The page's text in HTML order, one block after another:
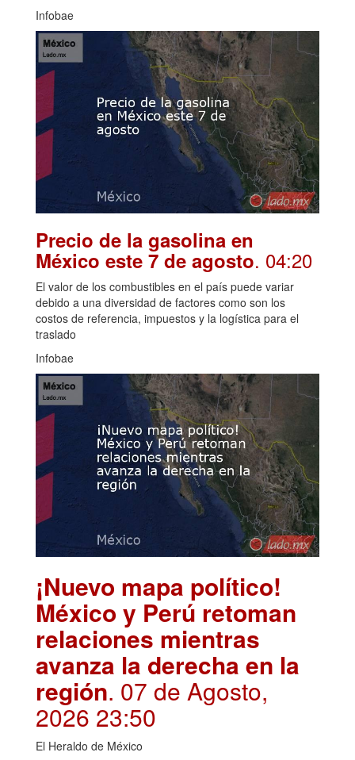
Infobae
Precio de la gasolina en
México este 7 de agosto. 04:20
El valor de los combustibles en el país puede variar
debido a una diversidad de factores como son los
costos de referencia, impuestos y la logística para el
traslado
Infobae
¡Nuevo mapa político!
México y Perú retoman
relaciones mientras
avanza la derecha en la
región. 07 de Agosto,
2026 23:50
El Heraldo de México